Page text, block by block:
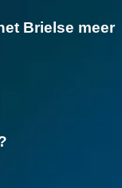
Brielse meer